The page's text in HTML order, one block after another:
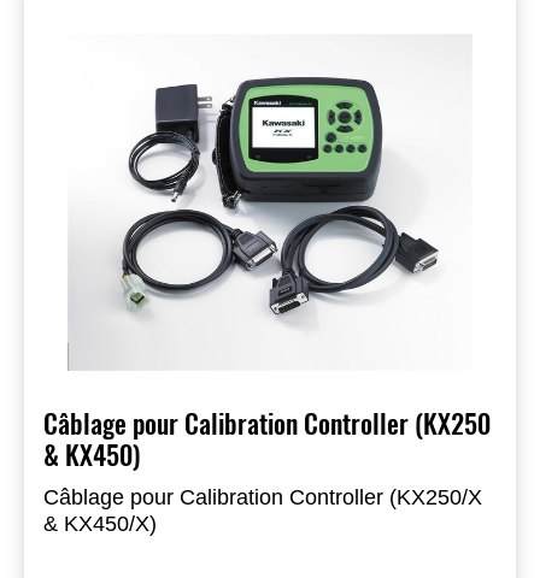
Câblage pour Calibration Controller (KX250
& KX450)
Câblage pour Calibration Controller (KX250/X
& KX450/X)